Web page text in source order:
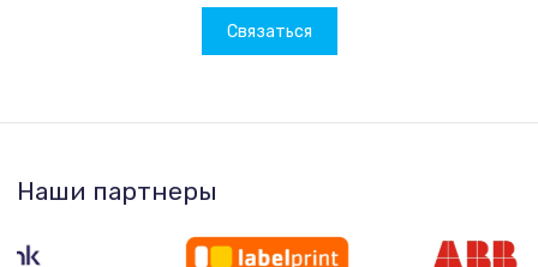
Связаться
Наши партнеры